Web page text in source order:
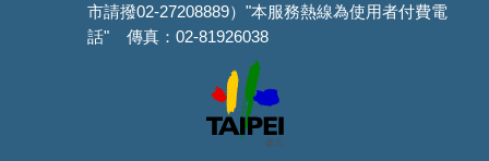
市請撥02-27208889）"本服務熱線為使用者付費電
話" 傳真：02-81926038
市
政